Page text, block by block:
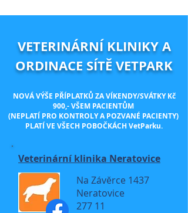
VETERINÁRNÍ KLINIKY A
ORDINACE SÍTĚ VETPARK
NOVÁ VÝŠE PŘÍPLATKŮ ZA VÍKENDY/SVÁTKY Kč
900,- VŠEM PACIENTŮM
(NEPLATÍ PRO KONTROLY A POZVANÉ PACIENTY)
PLATÍ VE VŠECH POBOČKÁCH VetParku.​​
Veterinární klinika Neratovice
Na Závěrce 1437
Neratovice
277 11